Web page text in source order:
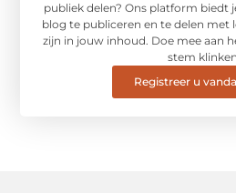
publiek delen? Ons platform biedt
blog te publiceren en te delen met
zijn in jouw inhoud. Doe mee aan
stem
Registreer u